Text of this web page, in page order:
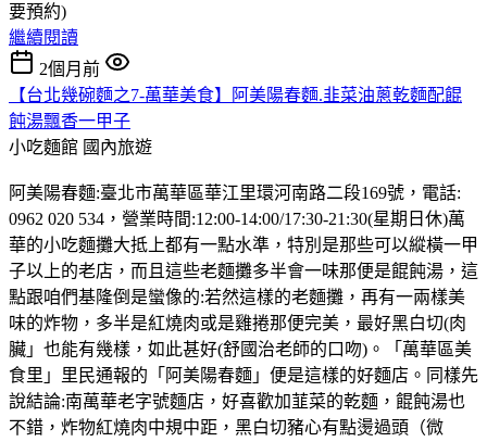
要預約)
繼續閱讀
2個月前
【台北幾碗麵之7-萬華美食】阿美陽春麵.韭菜油蔥乾麵配餛
飩湯飄香一甲子
小吃麵館 國內旅遊
阿美陽春麵:臺北市萬華區華江里環河南路二段169號，電話:
0962 020 534，營業時間:12:00-14:00/17:30-21:30(星期日休)萬
華的小吃麵攤大抵上都有一點水準，特別是那些可以縱橫一甲
子以上的老店，而且這些老麵攤多半會一味那便是餛飩湯，這
點跟咱們基隆倒是蠻像的:若然這樣的老麵攤，再有一兩樣美
味的炸物，多半是紅燒肉或是雞捲那便完美，最好黑白切(肉
臟」也能有幾樣，如此甚好(舒國治老師的口吻)。「萬華區美
食里」里民通報的「阿美陽春麵」便是這樣的好麵店。同樣先
說結論:南萬華老字號麵店，好喜歡加韮菜的乾麵，餛飩湯也
不錯，炸物紅燒肉中規中距，黑白切豬心有點燙過頭（微